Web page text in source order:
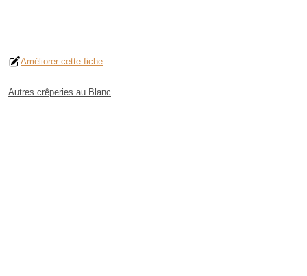
Améliorer cette fiche
Autres crêperies au Blanc